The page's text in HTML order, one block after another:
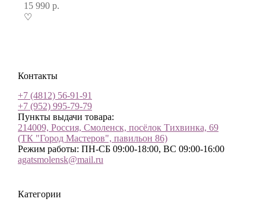
15 990 р.
♡
Контакты
+7 (4812) 56-91-91
+7 (952) 995-79-79
Пункты выдачи товара:
214009, Россия, Смоленск, посёлок Тихвинка, 69
(ТК "Город Мастеров", павильон 86)
Режим работы: ПН-СБ 09:00-18:00, ВС 09:00-16:00
agatsmolensk@mail.ru
Категории